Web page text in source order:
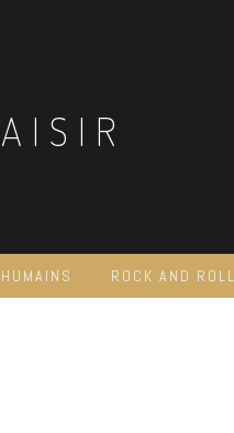
ROCK AND ROLL